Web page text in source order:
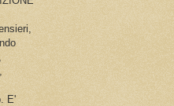
E'